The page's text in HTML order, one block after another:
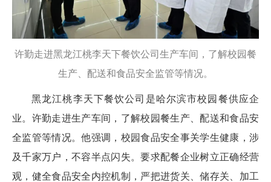
许勤走进黑龙江桃李天下餐饮公司生产车间，了解校园餐
生产、配送和食品安全监管等情况。
黑龙江桃李天下餐饮公司是哈尔滨市校园餐供应企
业。许勤走进生产车间，了解校园餐生产、配送和食品安
全监管等情况。他强调，校园食品安全事关学生健康，涉
及千家万户，不容半点闪失。要求配餐企业树立正确经营
观，健全食品安全内控机制，严把进货关、储存关、加工